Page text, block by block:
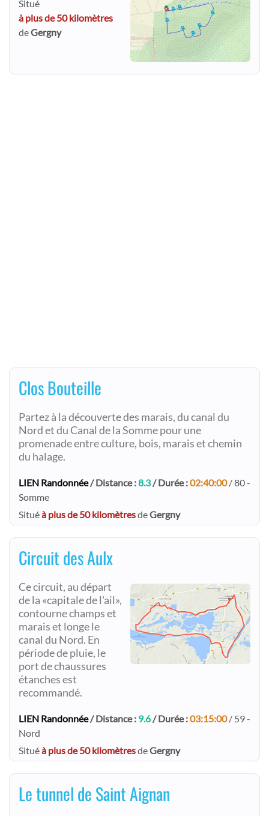
Situé
à plus de 50 kilomètres
deGergny
Clos Bouteille
Partez à la découverte des marais, du canal du
Nord et du Canal de la Somme pour une
promenade entre culture, bois, marais et chemin
du halage.
LIEN Randonnée/ Distance :8.3/ Durée :02:40:00/ 80 -
Somme
Situéà plus de 50 kilomètresdeGergny
Circuit des Aulx
Ce circuit, au départ
de la «capitale de l'ail»,
contourne champs et
marais et longe le
canal du Nord. En
période de pluie, le
port de chaussures
étanches est
recommandé.
LIEN Randonnée/ Distance : 9.6/ Durée :03:15:00/ 59 -
Nord
Situéà plus de 50 kilomètresdeGergny
Le tunnel de Saint Aignan